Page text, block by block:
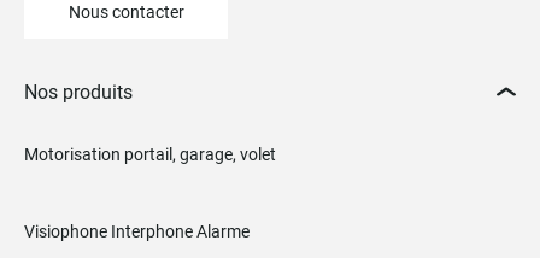
Nous contacter
Nos produits
Motorisation portail, garage, volet
Visiophone Interphone Alarme